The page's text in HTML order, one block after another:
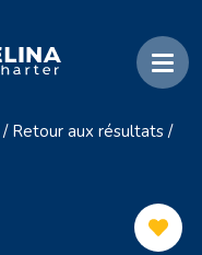
/ Retour aux résultats /